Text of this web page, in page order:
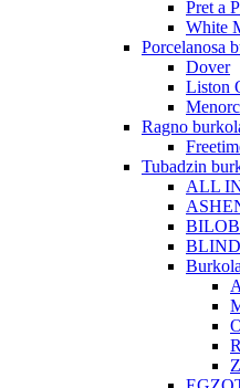
Pret a
White
Porcelanosa
Dover
Liston
Ragno
Tubadzin
ALL